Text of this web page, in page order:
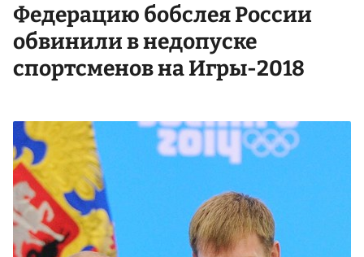
Федерацию бобслея России
обвинили в недопуске
спортсменов на Игры-2018